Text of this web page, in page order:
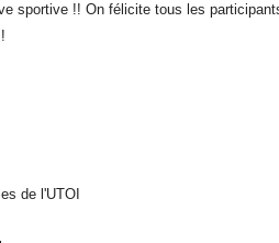
sportive !! On félicite tous les
de l'UTOI